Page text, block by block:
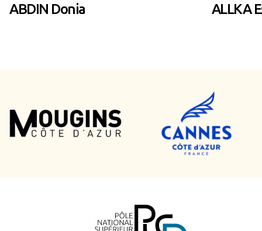
ABDIN Donia ALLKA